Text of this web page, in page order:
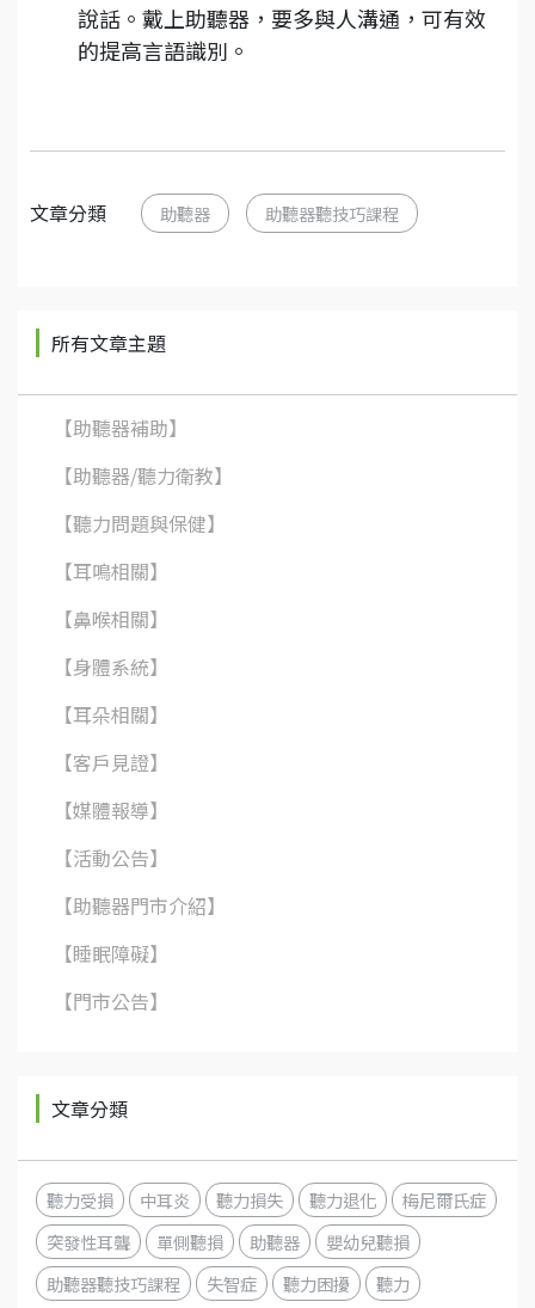
說話。戴上助聽器，要多與人溝通，可有效
的提高言語識別。
文章分類 助聽器 助聽器聽技巧課程
所有文章主題
【助聽器補助】
【助聽器/聽力衛教】
【聽力問題與保健】
【耳鳴相關】
【鼻喉相關】
【身體系統】
【耳朵相關】
【客戶見證】
【媒體報導】
【活動公告】
【助聽器門市介紹】
【睡眠障礙】
【門市公告】
文章分類
聽力受損 中耳炎 聽力損失 聽力退化
梅尼爾氏症
突發性耳聾
單側聽損 助聽器
嬰幼兒聽損
助聽器聽技巧課程
失智症 聽力困擾
聽力